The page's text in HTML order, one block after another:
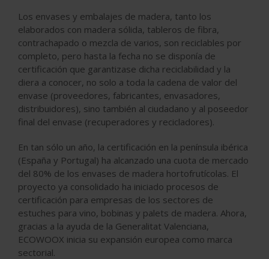
Los envases y embalajes de madera, tanto los
elaborados con madera sólida, tableros de fibra,
contrachapado o mezcla de varios, son reciclables por
completo, pero hasta la fecha no se disponía de
certificación que garantizase dicha reciclabilidad y la
diera a conocer, no solo a toda la cadena de valor del
envase (proveedores, fabricantes, envasadores,
distribuidores), sino también al ciudadano y al poseedor
final del envase (recuperadores y recicladores).
En tan sólo un año, la certificación en la península ibérica
(España y Portugal) ha alcanzado una cuota de mercado
del 80% de los envases de madera hortofrutícolas. El
proyecto ya consolidado ha iniciado procesos de
certificación para empresas de los sectores de
estuches para vino, bobinas y palets de madera. Ahora,
gracias a la ayuda de la Generalitat Valenciana,
ECOWOOX inicia su expansión europea como marca
sectorial.